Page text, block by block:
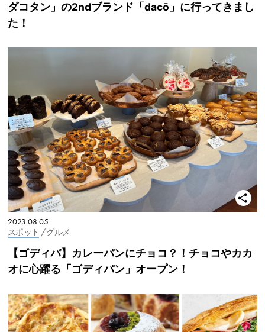
ダコタン」の2ndブランド「dacō」に行ってきまし
た！
2023.08.05
スポット / グルメ
【ゴディバ】カレーパンにチョコ？！チョコやカカ
オに心躍る「ゴディパン」オープン！